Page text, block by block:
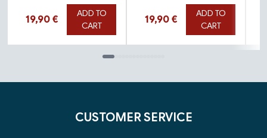
Hinta nyt
19,90 €
ADD TO
CART
Hinta nyt
19,90 €
ADD TO
CART
CUSTOMER SERVICE